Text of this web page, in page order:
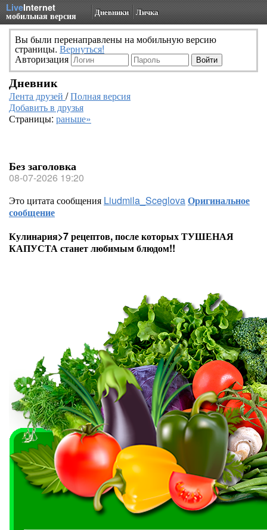
LiveInternet
мобильная версия Дневники Личка
Вы были перенаправлены на мобильную версию
страницы. Вернуться!
Авторизация
Дневник
Лента друзей /Полная версия
Добавить в друзья
Страницы: раньше»
Без заголовка
08-07-2026 19:20
Это цитата сообщения Liudmila_SceglovaОригинальное
сообщение
Кулинария>7 рецептов, после которых ТУШЕНАЯ
КАПУСТА станет любимым блюдом!!